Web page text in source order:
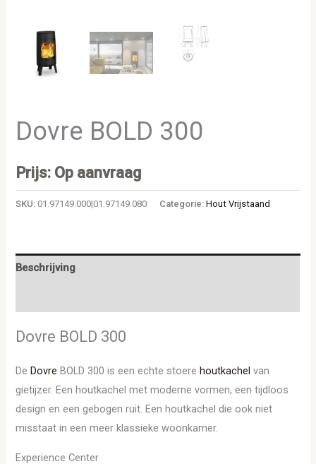
Dovre BOLD 300
Prijs: Op aanvraag
SKU:01.97149.000|01.97149.080 Categorie:Hout Vrijstaand
Beschrijving
Dovre BOLD 300
DeDovreBOLD 300 is een echte stoerehoutkachel van
gietijzer. Een houtkachel met moderne vormen, een tijdloos
design en een gebogen ruit. Een houtkachel die ook niet
misstaat in een meer klassieke woonkamer.
Experience Center